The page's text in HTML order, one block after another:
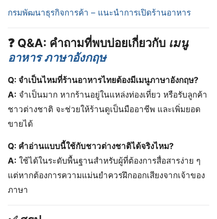
กรมพัฒนาธุรกิจการค้า – แนะนำการเปิดร้านอาหาร
❓ Q&A: คำถามที่พบบ่อยเกี่ยวกับ เมนู
อาหาร ภาษาอังกฤษ
Q: จำเป็นไหมที่ร้านอาหารไทยต้องมีเมนูภาษาอังกฤษ?
A: จำเป็นมาก หากร้านอยู่ในแหล่งท่องเที่ยว หรือรับลูกค้า
ชาวต่างชาติ จะช่วยให้ร้านดูเป็นมืออาชีพ และเพิ่มยอด
ขายได้
Q: คำอ่านแบบนี้ใช้กับชาวต่างชาติได้จริงไหม?
A: ใช้ได้ในระดับพื้นฐานสำหรับผู้ที่ต้องการสื่อสารง่าย ๆ
แต่หากต้องการความแม่นยำควรฝึกออกเสียงจากเจ้าของ
ภาษา